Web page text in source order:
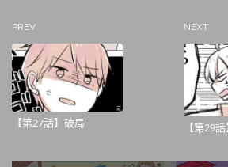
PREV
【第27話】破局
NEXT
【第29